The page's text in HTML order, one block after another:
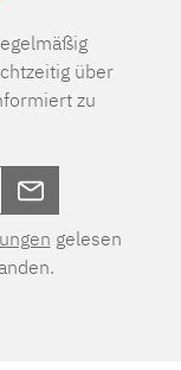
über
zu
gelesen